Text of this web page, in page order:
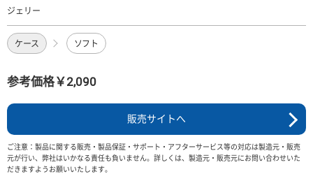
ジェリー
ケース ソフト
参考価格￥2,090
販売サイトへ
ご注意：製品に関する販売・製品保証・サポート・アフターサービス等の対応は製造元・販売
元が行い、弊社はいかなる責任も負いません。詳しくは、製造元・販売元にお問い合わせいた
だきますようお願いいたします。